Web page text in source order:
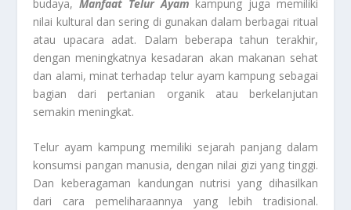
budaya,Manfaat Telur Ayam kampung juga memiliki
nilai kultural dan sering di gunakan dalam berbagai ritual
atau upacara adat. Dalam beberapa tahun terakhir,
dengan meningkatnya kesadaran akan makanan sehat
dan alami, minat terhadap telur ayam kampung sebagai
bagian dari pertanian organik atau berkelanjutan
semakin meningkat.
Telur ayam kampung memiliki sejarah panjang dalam
konsumsi pangan manusia, dengan nilai gizi yang tinggi.
Dan keberagaman kandungan nutrisi yang dihasilkan
dari cara pemeliharaannya yang lebih tradisional.